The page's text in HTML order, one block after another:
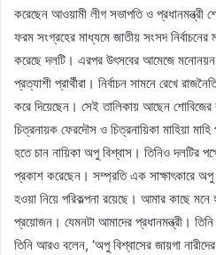
করেছেন আওয়ামী লীগ সভাপতি ও প্রধানমন্ত্রী
ফরম সংগ্রহের মাধ্যমে জাতীয় সংসদ
করেছে দলটি। এরপর উৎসবের আমেজে
প্রত্যাশী প্রার্থীরা। নির্বাচন সামনে রেখে
করে দিয়েছেন। সেই তালিকায় আছেন
চিত্রনায়ক ফেরদৌস ও চিত্রনায়িকা মাহিয়া
হতে চান নায়িকা অপু বিশ্বাস। তিনিও দলটির
প্রকাশ করেছেন। সম্প্রতি এক সাক্ষাৎকারে অপু
হওয়া নিয়ে পরিকল্পনা রয়েছে। আমার কাছে
প্রয়োজন। যেমনটা আমাদের প্রধানমন্ত্রী।
তিনি আরও বলেন, ‘অপু বিশ্বাসের জায়গা